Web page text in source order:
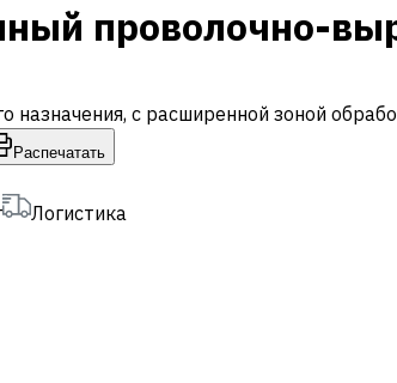
проволочно-
назначения, с расширенной зоной
Распечатать
Логистика